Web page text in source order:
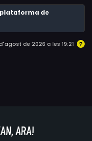
de
de 2026 a les 19:21